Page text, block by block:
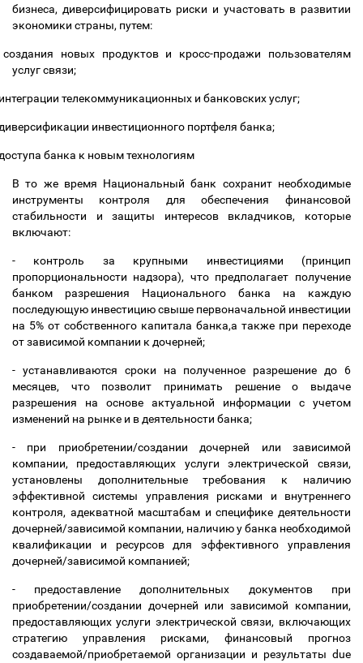
бизнеса, диверсифицировать риски и участовать в развитии
экономики страны, путем:
создания новых продуктов и кросс-продажи пользователям
услуг связи;
телекоммуникационных и банковских услуг;
инвестиционного портфеля банка;
банка к новым технологиям
В то же время Национальный банк сохранит необходимые
инструменты контроля для обеспечения финансовой
стабильности и защиты интересов вкладчиков, которые
включают:
- контроль за крупными инвестициями (принцип
пропорциональности надзора), что предполагает получение
банком разрешения Национального банка на каждую
последующую инвестицию свыше первоначальной инвестиции
на 5% от собственного капитала банка,а также при переходе
от зависимой компании к дочерней;
- устанавливаются сроки на полученное разрешение до 6
месяцев, что позволит принимать решение о выдаче
разрешения на основе актуальной информации с учетом
изменений на рынке и в деятельности банка;
- при приобретении/создании дочерней или зависимой
компании, предоставляющих услуги электрической связи,
установлены дополнительные требования к наличию
эффективной системы управления рисками и внутреннего
контроля, адекватной масштабам и специфике деятельности
дочерней/зависимой компании, наличию у банка необходимой
квалификации и ресурсов для эффективного управления
дочерней/зависимой компанией;
- предоставление дополнительных документов при
приобретении/создании дочерней или зависимой компании,
предоставляющих услуги электрической связи, включающих
стратегию управления рисками, финансовый прогноз
создаваемой/приобретаемой организации и результаты due